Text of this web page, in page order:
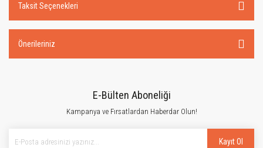
Taksit Seçenekleri
Önerileriniz
E-Bülten Aboneliği
Kampanya ve Fırsatlardan Haberdar Olun!
Kayıt Ol